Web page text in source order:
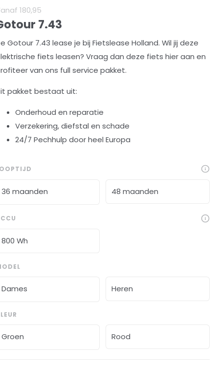
180,95
7.43
Gotour 7.43 lease je bij Fietslease Holland. Wil jij deze
fiets leasen? Vraag dan deze fiets hier aan en
van ons full service pakket.
pakket bestaat uit:
Onderhoud en reparatie
Verzekering, diefstal en schade
24/7 Pechhulp door heel Europa
36 maanden 48 maanden
800 Wh
Dames Heren
Groen Rood